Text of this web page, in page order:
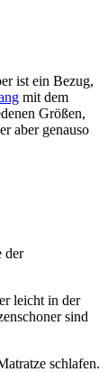
ist ein Bezug,
mit dem
Größen,
aber genauso
der
leicht in der
sind
schlafen.